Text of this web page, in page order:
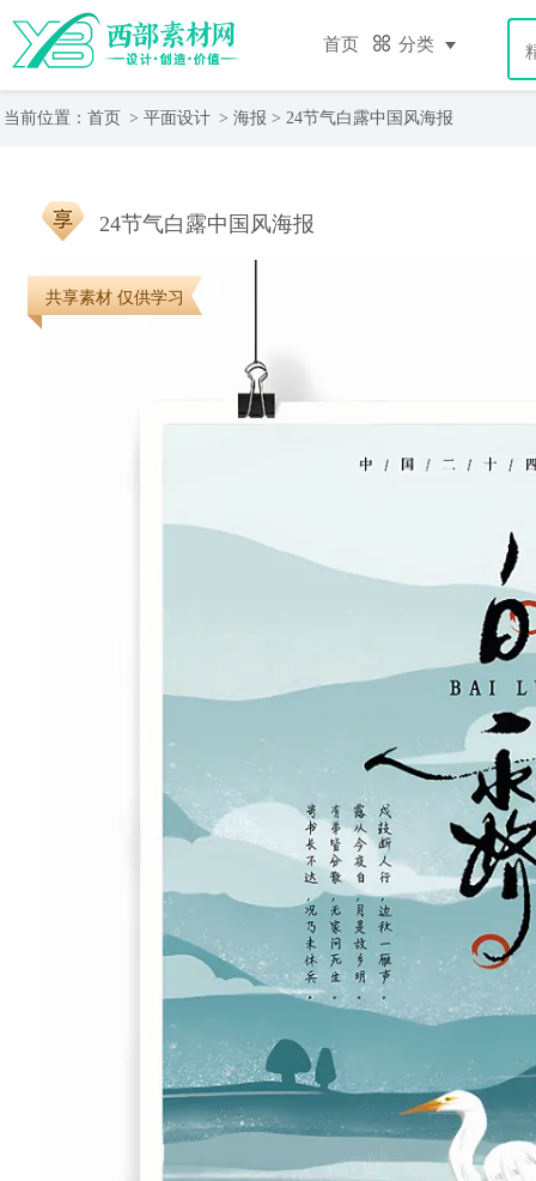
首页 分类
当前位置： 首页 > 平面设计 > 海报 > 24节气白露中国风海报
24节气白露中国风海报
共享素材 仅供学习